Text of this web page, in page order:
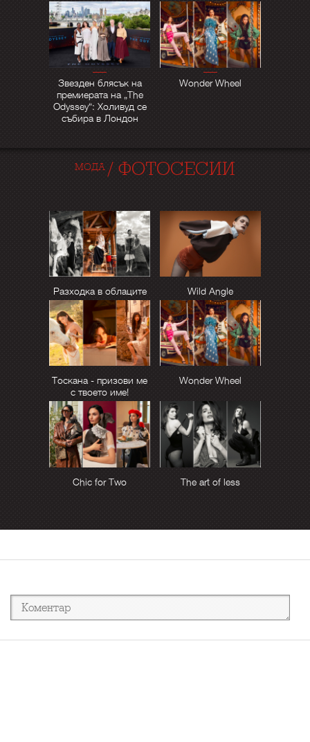
Звезден блясък на
премиерата на „The
Odyssey“: Холивуд се
събира в Лондон
Wonder Wheel
МОДА / ФОТОСЕСИИ
Разходка в облаците Wild Angle
Тоскана - призови ме
с твоето име!
Wonder Wheel
Chic for Two The art of less